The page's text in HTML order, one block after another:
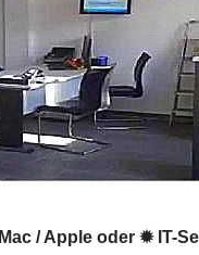
/ Apple oder ✹ IT-